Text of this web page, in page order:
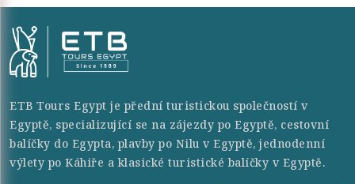
ETB Tours Egypt je přední turistickou společností v
Egyptě, specializující se na zájezdy po Egyptě, cestovní
balíčky do Egypta, plavby po Nilu v Egyptě, jednodenní
výlety po Káhiře a klasické turistické balíčky v Egyptě.